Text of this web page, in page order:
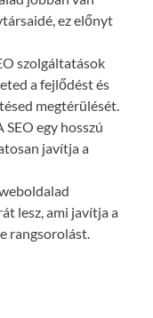
ez előnyt
szolgáltatások
a fejlődést és
megtérülését.
SEO egy hosszú
javítja a
lesz, ami javítja a
rangsorolást.